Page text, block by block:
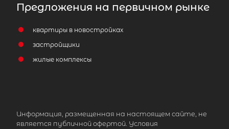
Предложения на первичном рынке
квартиры в новостройках
застройщики
жилые комплексы
Информация, размещенная на настоящем сайте, не
является публичной офертой. Условия